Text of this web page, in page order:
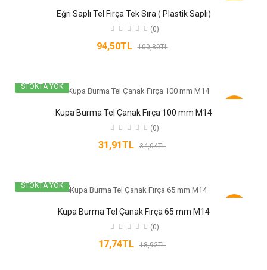
Eğri Saplı Tel Fırça Tek Sıra ( Plastik Saplı)
(0)
94,50TL 100,80TL
STOKTA YOK
Kupa Burma Tel Çanak Fırça 100 mm M14
(0)
31,91TL 34,04TL
STOKTA YOK
Kupa Burma Tel Çanak Fırça 65 mm M14
(0)
17,74TL 18,92TL